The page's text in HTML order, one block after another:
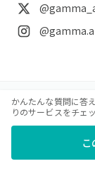
運営会社基本
かんたんな質問に答
りのサービスをチェ